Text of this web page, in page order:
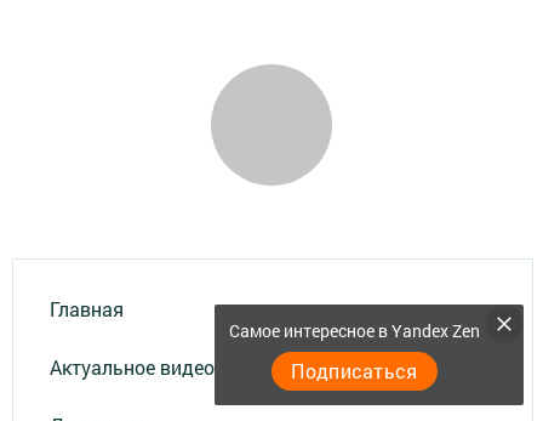
Главная
Актуальное видео
Самое интересное в Yandex Zen
Подписаться